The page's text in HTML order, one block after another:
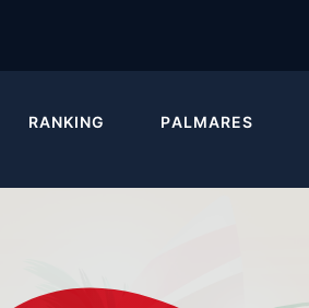
RANKING PALMARES